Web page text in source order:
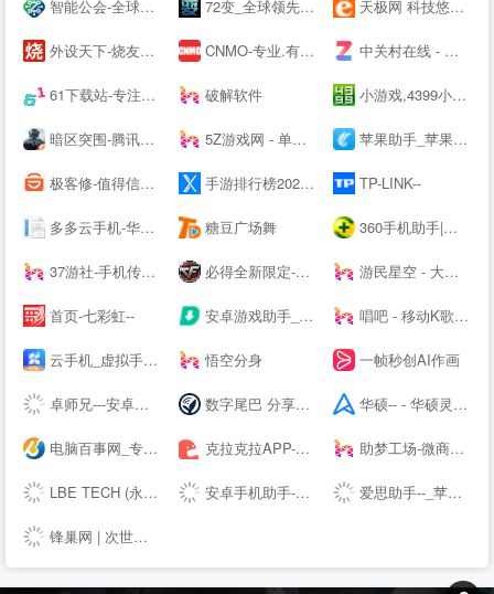
智能公会-全球智能产品评测资讯平台-致力于让智能走进生活 72变_全球领先的智能生活平台 天极网 科技悠生活.遇见新未来
外设天下-烧友所爱 值得信赖(WWW.WSTX.COM) CNMO-专业.有趣的科技新媒体 中关村在线 - 大中华区专业IT网站 - The --luable and professional IT business website in Greater China
61下载站-专注免费软件下载、让你安全放心的下载 破解软件 小游戏,4399小游戏,小游戏大全,双人小游戏大全 - www.4399.com
暗区突围-腾讯自研真硬核射击手游---腾讯游戏 5Z游戏网 - 单机游戏_单机游戏下载_单机游戏门户 苹果助手_苹果手机助手_同步网络官方下载
极客修-值得信赖的上门维修平台|手机维修|电脑维修|家电维修清洗 手游排行榜2021前十名_热门好玩的手游推荐_最新手机游戏APP下载 - 续航之家 TP-LINK--
多多云手机-华为云应用平台-你的另一台虚拟云端手机 糖豆广场舞 360手机助手|手机软件下载|手机游戏下载|安卓软件|安卓游戏|Android手机应用|手机主题壁纸下载|手机视频电影电视剧下载|手机小说杂志下载
37游社-手机传奇类游戏下载-手机游戏排行榜-安卓游戏下载-免费iOS手游排行榜-游戏攻略网-手机应用下载 必得全新限定-穿越火线---腾讯游戏 游民星空 - 大型单机游戏门户 提供特色单机游戏资讯、下载
首页-七彩虹-- 安卓游戏助手_好玩的安卓游戏免费下载-骑士助手-- 唱吧 - 移动K歌神器
云手机_虚拟手机_手机模拟器-双子星 悟空分身 一帧秒创AI作画
卓师兄---安卓数据恢复大师、微信好友恢复、微信聊天记录删除了怎么恢复 数字尾巴 分享美好数字生活 华硕-- - 华硕灵耀X双屏Pro 2022新品上市,12期免息,晒单好礼!
电脑百事网_专业的IT技术网站 关注手机、电脑、科技 克拉克拉APP-漫播APP-声咚APP-克拉克拉---漫播---声咚---克拉克拉直播-漫播广播剧-声咚问答匹配 助梦工场-微商水印相机，微脉圈，微脉输入法
LBE TECH (永杨安风) - 全球安卓技术先锋 安卓手机助手-PP助手-- 爱思助手--_苹果助手_苹果刷机助手_苹果越狱助手
锋巢网 | 次世代生活科技